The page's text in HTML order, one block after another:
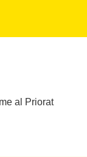
al Priorat